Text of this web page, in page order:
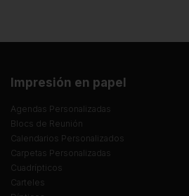
Impresión en papel
Agendas Personalizadas
Blocs de Reunión
Calendarios Personalizados
Carpetas Personalizadas
Cuadrípticos
Carteles